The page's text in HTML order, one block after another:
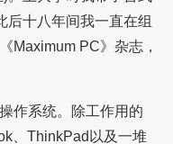
后十八年间我一直在组
Maximum PC》杂志，
作系统。除工作用的
、ThinkPad以及一堆